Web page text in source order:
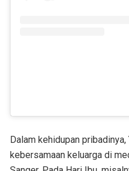
Dalam kehidupan
kebersamaan keluarga di